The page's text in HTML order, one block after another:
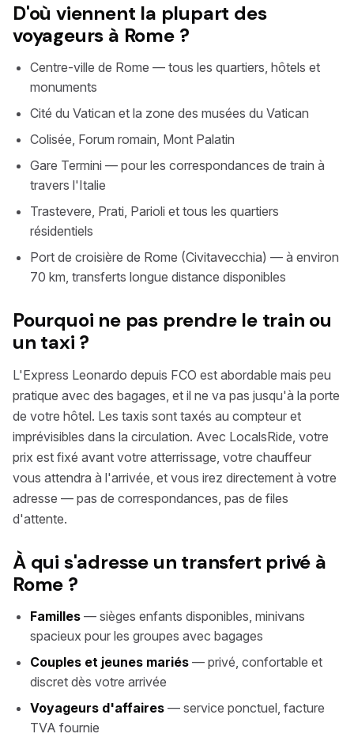
D'où viennent la plupart des
voyageurs à Rome ?
Centre-ville de Rome — tous les quartiers, hôtels et
monuments
Cité du Vatican et la zone des musées du Vatican
Colisée, Forum romain, Mont Palatin
Gare Termini — pour les correspondances de train à
travers l'Italie
Trastevere, Prati, Parioli et tous les quartiers
résidentiels
Port de croisière de Rome (Civitavecchia) — à environ
70 km, transferts longue distance disponibles
Pourquoi ne pas prendre le train ou
un taxi ?
L'Express Leonardo depuis FCO est abordable mais peu
pratique avec des bagages, et il ne va pas jusqu'à la porte
de votre hôtel. Les taxis sont taxés au compteur et
imprévisibles dans la circulation. Avec LocalsRide, votre
prix est fixé avant votre atterrissage, votre chauffeur
vous attendra à l'arrivée, et vous irez directement à votre
adresse — pas de correspondances, pas de files
d'attente.
À qui s'adresse un transfert privé à
Rome ?
Familles — sièges enfants disponibles, minivans
spacieux pour les groupes avec bagages
Couples et jeunes mariés — privé, confortable et
discret dès votre arrivée
Voyageurs d'affaires — service ponctuel, facture
TVA fournie